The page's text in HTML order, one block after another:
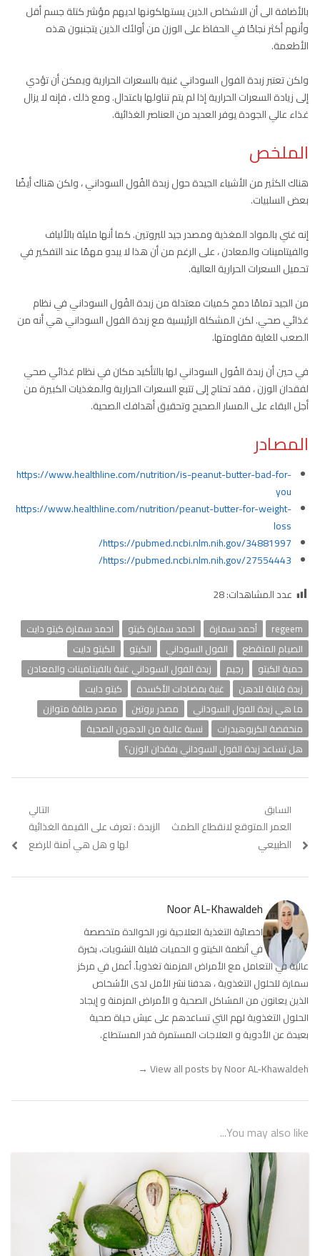
بالأضافة الى أن الاشخاص الذين يستهلكونها لديهم مؤشر كتلة جسم أقل
وأنهم أكثر نجاحًا في الحفاظ على الوزن من أولئك الذين يتجنبون هذه
الأطعمة.
ولكن تعتبر زبدة الفول السوداني غنية بالسعرات الحرارية ويمكن أن تؤدي
إلى زيادة السعرات الحرارية إذا لم يتم تناولها باعتدال. ومع ذلك ، فإنه لا يزال
غذاء عالي الجودة يوفر العديد من العناصر الغذائية.
الملخص
هناك الكثير من الأشياء الجيدة حول زبدة الفُول السوداني ، ولكن هناك أيضًا
بعض السلبيات.
إنه غني بالمواد المغذية ومصدر جيد للبروتين. كما أنها مليئة بالألياف
والفيتامينات والمعادن ، على الرغم من أن هذا لا يبدو مهمًا عند التفكير في
تحميل السعرات الحرارية العالية.
من الجيد تمامًا دمج كميات معتدلة من زبدة الفُول السوداني في نظام
غذائي صحي. لكن المشكلة الرئيسية مع زبدة الفول السوداني هي أنه من
الصعب للغاية مقاومتها.
في حين أن زبدة الفُول السوداني لها بالتأكيد مكان في نظام غذائي صحي
لفقدان الوزن ، فقد تحتاج إلى تتبع السعرات الحرارية والمغذيات الكبيرة من
أجل البقاء على المسار الصحيح وتحقيق أهدافك الصحية.
المصادر
https://www.healthline.com/nutrition/is-peanut-butter-bad-for-
you
https://www.healthline.com/nutrition/peanut-butter-for-weight-
loss
https://pubmed.ncbi.nlm.nih.gov/34881997/
https://pubmed.ncbi.nlm.nih.gov/27554443/
عدد المشاهدات:28
regeem أحمد سمارة احمد سمارة كيتو
احمد سمارة كيتو دايت
الصيام المتقطع
الفول السوداني الكيتو
الكيتو دايت
حمية الكيتو
رجيم
زبدة الفول السوداني غنية بالفيتامينات والمعادن
زبدة قابلة للدهن
غنية بمضادات الأكسدة
كيتو دايت
ما هي زبدة الفول السوداني
مصدر بروتين
مصدر طاقة متوازن
منخفضة الكربوهيدرات
نسبة عالية من الدهون الصحية
هل تساعد زبدة الفول السوداني بفقدان الوزن؟
تصفّح
المقالات
السابق
Previous
post:
العمر المتوقع لانقطاع الطمث
الطبيعي
التالي
Next
الزبدة : تعرف على القيمة الغذائية
لها و هل هي آمنة للرضع
Noor AL-Khawaldeh
اخصائية التغذية العلاجية نور الخوالدة متخصصة
في أنظمة الكيتو و الحميات قليلة النشويات، بخبرة
عالية في التعامل مع الأمراض المزمنة تغذوياً. أعمل في مركز
سمارة للحلول التغذوية ، هدفنا نشر الأمل لدى الأشخاص
الذين يعانون من المشاكل الصحية و الأمراض المزمنة و إيجاد
الحلول التغذوية لهم التي تساعدهم على عيش حياة صحية
بعيدة عن الأدوية و العلاجات المستمرة قدر المستطاع.
View all posts by Noor AL-Khawaldeh
→
You may also like...